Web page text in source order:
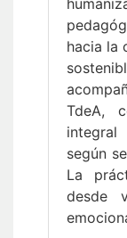
hacia la
TdeA,
según
La
desde